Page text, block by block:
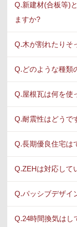
Q.新建材(合板等)
ますか?
Q.木が割れたりそ
Q.どのような種類
Q.屋根瓦は何を使
Q.耐震性はどうで
Q.長期優良住宅は
Q.ZEHは対応して
Q.パッシブデザイ
Q.24時間換気はし